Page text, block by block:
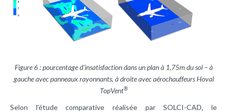
Figure 6 : pourcentage d'insatisfaction dans un plan à 1,75m du sol – à
gauche avec panneaux rayonnants, à droite avec aérochauffeurs Hoval
TopVent®
Selon l'étude comparative réalisée par SOLCI-CAD, le